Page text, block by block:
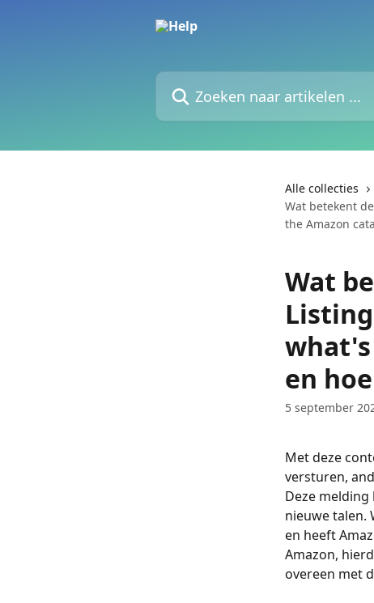
Zoeken naar artikelen ...
Alle collecties
Wat betekent
the Amazon
Wat
en
5 september
Met deze
versturen,
Deze
nieuwe talen.
en heeft
Amazon,
overeen met